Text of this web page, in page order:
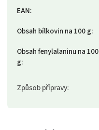
EAN:
Obsah bílkovin na 100 g:
Obsah fenylalaninu na 100
g:
Způsob přípravy: